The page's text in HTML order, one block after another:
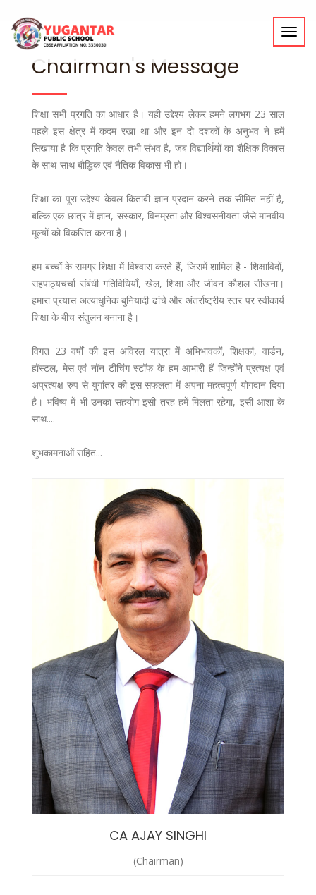
Chairman's Message
शिक्षा सभी प्रगति का आधार है। यही उद्देश्य लेकर हमने लगभग 23 साल
पहले इस क्षेत्र में कदम रखा था और इन दो दशकों के अनुभव ने हमें
सिखाया है कि प्रगति केवल तभी संभव है, जब विद्यार्थियों का शैक्षिक विकास
के साथ-साथ बौद्धिक एवं नैतिक विकास भी हो।
शिक्षा का पूरा उद्देश्य केवल किताबी ज्ञान प्रदान करने तक सीमित नहीं है,
बल्कि एक छात्र में ज्ञान, संस्कार, विनम्रता और विश्वसनीयता जैसे मानवीय
मूल्यों को विकसित करना है।
हम बच्चों के समग्र शिक्षा में विश्वास करते हैं, जिसमें शामिल है - शिक्षाविदों,
सहपाठ्यचर्चा संबंधी गतिविधियाँ, खेल, शिक्षा और जीवन कौशल सीखना।
हमारा प्रयास अत्याधुनिक बुनियादी ढांचे और अंतर्राष्ट्रीय स्तर पर स्वीकार्य
शिक्षा के बीच संतुलन बनाना है।
विगत 23 वर्षों की इस अविरल यात्रा में अभिभावकों, शिक्षकां, वार्डन,
हॉस्टल, मेस एवं नॉन टीचिंग स्टॉफ के हम आभारी हैं जिन्होंने प्रत्यक्ष एवं
अप्रत्यक्ष रुप से युगांतर की इस सफलता में अपना महत्वपूर्ण योगदान दिया
है। भविष्य में भी उनका सहयोग इसी तरह हमें मिलता रहेगा, इसी आशा के
साथ....
शुभकामनाओं सहित...
CA AJAY SINGHI
(Chairman)